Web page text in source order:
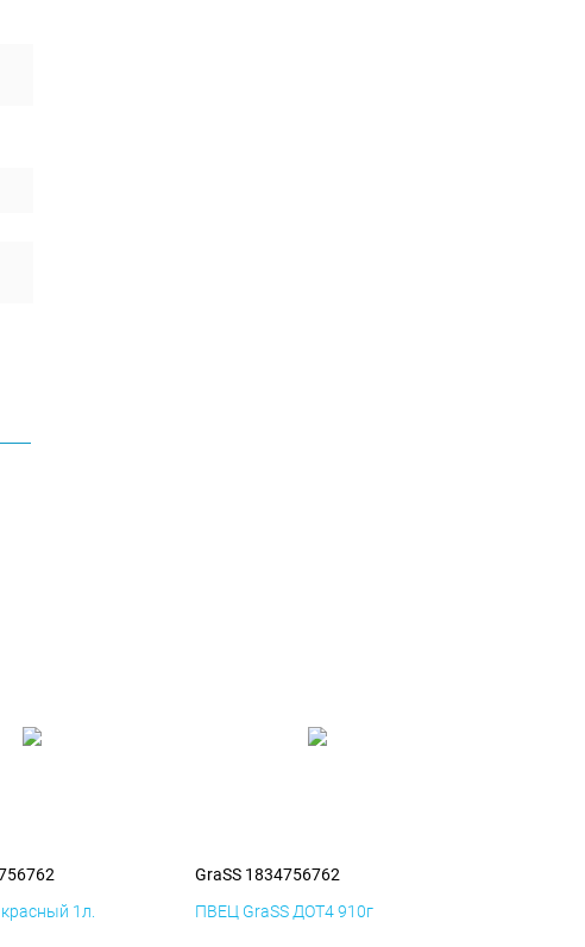
1л.
GraSS 1834756762
ПВЕЦ GraSS ДОТ4 910г